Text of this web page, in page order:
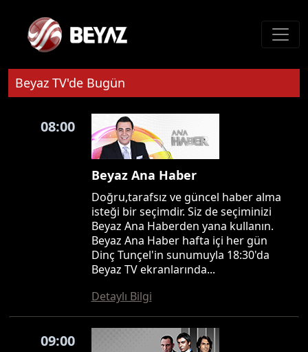
Beyaz TV'de Bugün
08:00
Beyaz Ana Haber
Doğru,tarafsız ve güncel haber alma
isteği bir seçimdir. Siz de seçiminizi
Beyaz Ana Haberden yana kullanın.
Beyaz Ana Haber hafta içi her gün
Dinç Tunçel'in sunumuyla 18:30'da
Beyaz TV ekranlarında...
Detaylı Bilgi
09:00